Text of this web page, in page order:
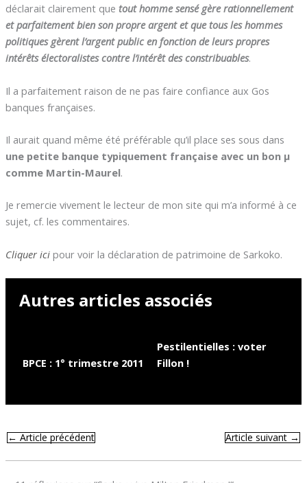
déclarait clairement que tout homme sensé gère rationnellement
et parfaitement bien son propre argent et que tous les hommes
politiques gèrent l’argent public en fonction de leurs propres
intérêts électoralistes contre l’intérêt des constribuables.
Il a parfaitement raison de ne pas faire confiance aux Gos
banques françaises.
Il aurait quand même été préférable qu’il place ses sous dans
une petite banque typiquement française avec un bon µ
comme Martin-Maurel.
Je remercie vivement le lecteur de mon site qui m’a informé à ce
sujet, cf. les commentaires.
Cliquer ici pour voir la déclaration de patrimoine de Sarkoko.
Autres articles associés
BPCE : 1° trimestre 2011
Pestilentielles : voter
Fillon !
←Article précédent Article suivant→